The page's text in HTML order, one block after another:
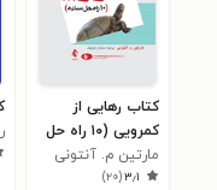
کتاب رهایی از
کمرویی (۱۰ راه حل
ساده)
مارتین م. آنتونی
۳٫۱(۲۰)